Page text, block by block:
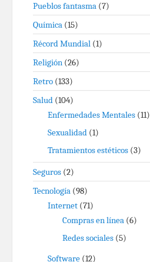
Pueblos fantasma (7)
Química (15)
Récord Mundial (1)
Religión (26)
Retro (133)
Salud (104)
Enfermedades Mentales (11)
Sexualidad (1)
Tratamientos estéticos (3)
Seguros (2)
Tecnología (98)
Internet (71)
Compras en línea (6)
Redes sociales (5)
Software (12)